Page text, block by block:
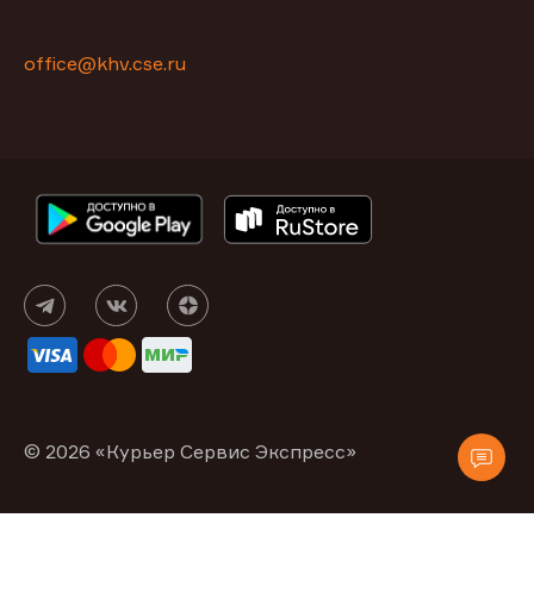
office@khv.cse.ru
© 2026 «Курьер Сервис Экспресс»